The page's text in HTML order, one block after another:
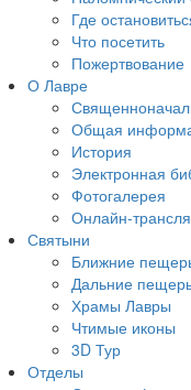
Где
Что посетить
Пожертвование
О Лавре
Общая
История
Электронная
Фотогалерея
Онлайн-
Святыни
Ближние
Дальние
Храмы Лавры
Чтимые иконы
3D Тур
Отделы